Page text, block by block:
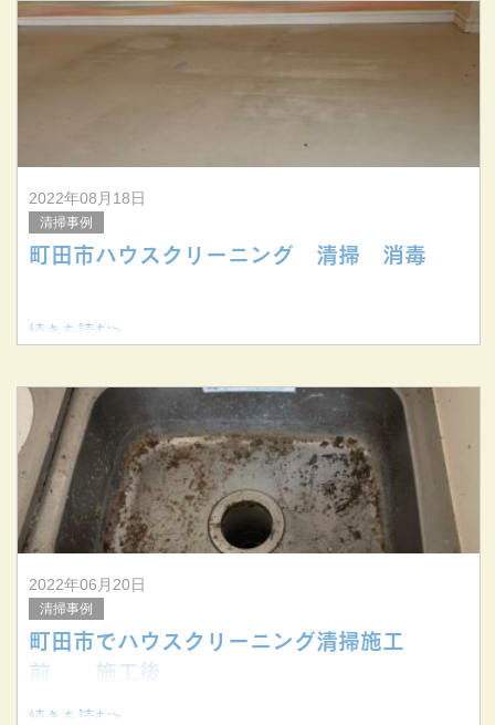
2022年08月18日
清掃事例
町田市ハウスクリーニング 清掃 消毒
続きを読む>
2022年06月20日
清掃事例
町田市でハウスクリーニング清掃施工
前 施工後
続きを読む>